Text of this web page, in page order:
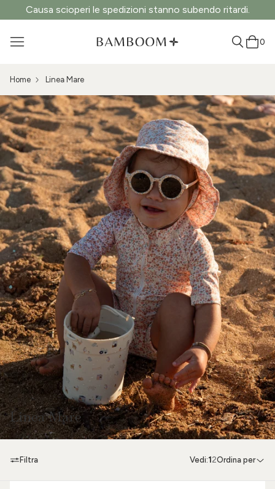
Causa scioperi le spedizioni stanno subendo ritardi.
0
Home Linea Mare
Linea Mare
Filtra Vedi:1 2Ordina per